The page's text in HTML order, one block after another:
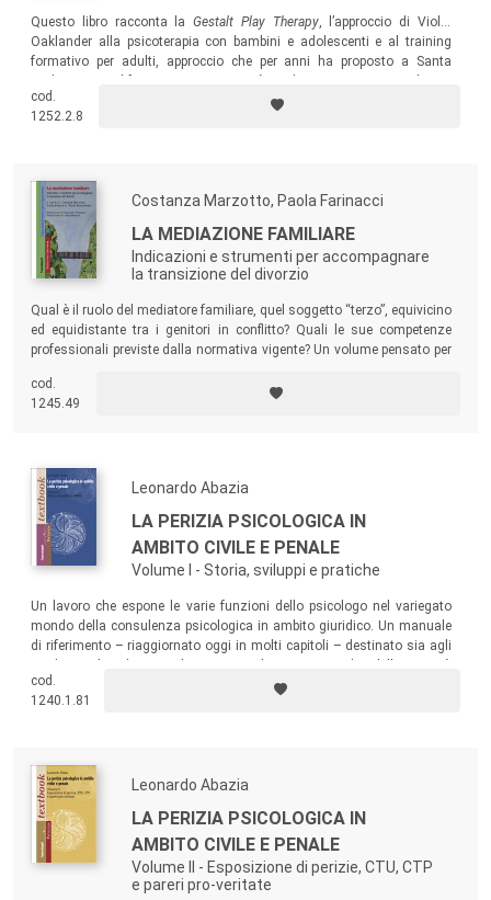
Questo libro racconta laGestalt Play Therapy, l’approccio di Violet
Oaklander alla psicoterapia con bambini e adolescenti e al training
formativo per adulti, approccio che per anni ha proposto a Santa
spagnolo e rumeno – rivolto a chiunque sia interessato al lavoro
evolutivo in contesti educativi, terapeutici o di sostegno.
cod.
1252.2.8
Costanza Marzotto, Paola Farinacci
LA MEDIAZIONE FAMILIARE
Indicazioni e strumenti per accompagnare
la transizione del divorzio
Qual è il ruolo del mediatore familiare, quel soggetto “terzo”, equivicino
ed equidistante tra i genitori in conflitto? Quali le sue competenze
professionali previste dalla normativa vigente? Un volume pensato per
famiglia, degli avvocati, dei giudici e degli operatori socio-educativi.
cod.
1245.49
Leonardo Abazia
LA PERIZIA PSICOLOGICA IN
AMBITO CIVILE E PENALE
Volume I - Storia, sviluppi e pratiche
Un lavoro che espone le varie funzioni dello psicologo nel variegato
mondo della consulenza psicologica in ambito giuridico. Un manuale
di riferimento – riaggiornato oggi in molti capitoli – destinato sia agli
psicologiche sia ai giovani professionisti come supporto e confronto
nel loro lavoro peritale.
cod.
1240.1.81
Leonardo Abazia
LA PERIZIA PSICOLOGICA IN
AMBITO CIVILE E PENALE
Volume II - Esposizione di perizie, CTU, CTP
e pareri pro-veritate